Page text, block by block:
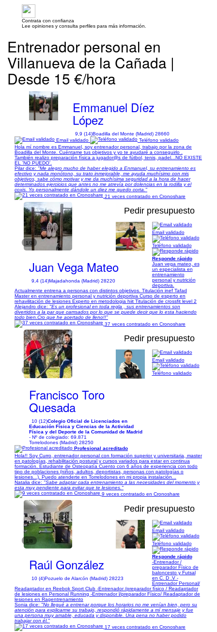
Contrata con confianza
Lee opiniones y consulta perfiles para más información.
Entrenador personal en
Villanueva de la Cañada |
Desde 15 €/hora
Emmanuel Díez
López
9,9 (14)Boadilla del Monte (Madrid) 28660
Email validado
Teléfono validado
Hola mí nombre es Emmanuel, soy entrenador personal, trabajo por la zona de
Boadilla del Monte. Cuéntame tus objetivos y yo te ayudaré a conseguirlo .
También realizo preparación física a jugador@s de fútbol, tenis, padel...NO EXISTE
EL 'NO PUEDO'.
Pilar dice: "Me alegro mucho de haber elegido a Enmanuel, su entrenamiento es
efectivo y nada monótono, su trato inmejorable, me ayuda muchísimo con mis
objetivos, sabe cómo motivar y me da muchísima seguridad a la hora de hacer
determinados ejercicios que antes no me atrevía por dolencias en la rodilla y el
coxis. Yo personalmente dándole un diez me quedo corta."
21 veces contratado en Cronoshare
1/3
Pedir presupuesto
Juan Vega Mateo
9,4 (14)Majadahonda (Madrid) 28220
Email validado
Teléfono validado
Responde rápido
Juan vega mateo, es
un especialista en
entrenamiento
personal y nutrición
deportiva.
Actualmente entrena a personas con distintos objetivos. Titulación inef Tafad
Master en entrenamiento personal y nutrición deportiva Curso de esperto en
rehavilitación de lesiones Experto en metodologia hiit Titulación de crossfit level 2
Alejandro dice: "Es un profesional en toda regla , sus entrenamientos son
divertidos a la par que camsados por lo que se puede decir que lo esta haciendo
todo bien.Cro que he acertado de lleno!!"
37 veces contratado en Cronoshare
1/4
Pedir presupuesto
Francisco Toro
Quesada
10 (12)Colegio Oficial de Licenciados en
Educación Física y Ciencias de la Actividad
Física y del Deporte de la Comunidad de Madrid
- Nº de colegiado: 69.871
Torrelodones (Madrid) 28250
Email validado
Teléfono validado
Profesional acreditado
Hola!! Soy Curro, entrenador personal con formación superior y universitaria, master
en patologías, rehabilitación postural y cursos variados para estar en continua
formación. Estudiante de Osteopatía Cuento con 6 años de experiencia con todo
tipo de poblaciones (niños, adultos, deportistas, personas con patologías o
lesiones...). Puedo atenderte en Torrelodones en mi propia instalación...
Natalia dice: "Sabe adaptar cada entrenamiento a las necesidades del momento y
esta muy pendiente para evitar que te lesiones."
9 veces contratado en Cronoshare
1/8
Pedir presupuesto
Raúl González
10 (4)Pozuelo de Alarcón (Madrid) 28223
Email validado
Teléfono validado
Responde rápido
-Entrenador /
preparador Físico de
baloncesto y Futsal
en C. D .V -
Entrenador Personal/
Readaptador en Reebok Sport Club -Entrenador /preparador físico / Readaptador
de lesiones en Personal Running -Entrenador l/preparador Físico/ Readaptador de
lesiones en Ragentrenamiento
Sonia dice: "No llegué a entrenar porque los horarios no me venían bien, pero su
atención para explicarme su trabajo, respondió rápidamente a mí mensaje y fue
una persona muy amable, educada y disponible. Una pena no haber podido
trabajar con él."
17 veces contratado en Cronoshare